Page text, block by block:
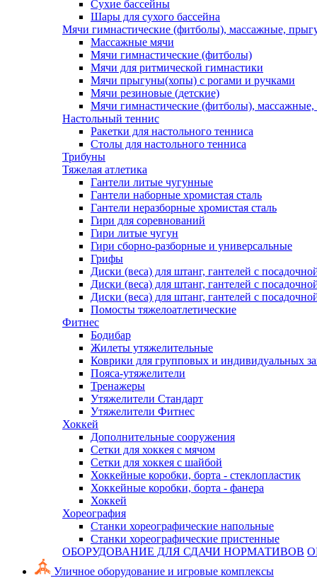
Сухие бассейны
Шары для сухого бассейна
Мячи гимнастические (фитболы), массажные,
Массажные мячи
Мячи гимнастические (фитболы)
Мячи для ритмической гимнастики
Мячи прыгуны(хопы) с рогами и ручками
Мячи резиновые (детские)
Мячи гимнастические (фитболы),
Настольный теннис
Ракетки для настольного тенниса
Столы для настольного тенниса
Трибуны
Тяжелая атлетика
Гантели литые чугунные
Гантели наборные хромистая сталь
Гантели неразборные хромистая сталь
Гири для соревнований
Гири литые чугун
Гири сборно-разборные и универсальные
Грифы
Диски (веса) для штанг, гантелей с
Диски (веса) для штанг, гантелей с
Диски (веса) для штанг, гантелей с
Помосты тяжелоатлетические
Фитнес
Бодибар
Жилеты утяжелительные
Коврики для групповых и индивидуальных
Пояса-утяжелители
Тренажеры
Утяжелители Стандарт
Утяжелители Фитнес
Хоккей
Дополнительные сооружения
Сетки для хоккея с мячом
Сетки для хоккея с шайбой
Хоккейные коробки, борта - стеклопластик
Хоккейные коробки, борта - фанера
Хоккей
Хореография
Станки хореографические напольные
Станки хореографические пристенные
ОБОРУДОВАНИЕ ДЛЯ СДАЧИ НОРМАТИВОВ
Уличное оборудование и игровые комплексы